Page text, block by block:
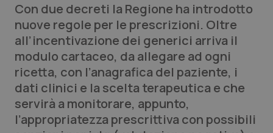
QS Pro
Professionisti Sanitari.AI
Abruzzo
Basilicata
QS Pro Gold
Artrite & artrosi
QS Club Newsletter
Con due decreti la Regione ha introdotto
nuove regole per le prescrizioni. Oltre
all’incentivazione dei generici arriva il
modulo cartaceo, da allegare ad ogni
ricetta, con l’anagrafica del paziente, i
dati clinici e la scelta terapeutica e che
servirà a monitorare, appunto,
l’appropriatezza prescrittiva con possibili